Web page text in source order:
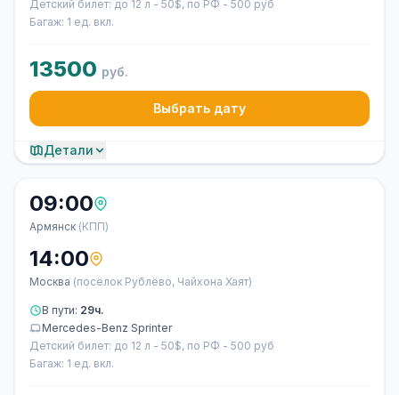
Детский билет: до 12 л - 50$, по РФ - 500 руб
Багаж: 1 ед. вкл.
13500 руб.
Выбрать дату
Детали
09:00
Армянск (КПП)
14:00
Москва (посёлок Рублёво, Чайхона Хаят)
В пути: 29ч.
Mercedes-Benz Sprinter
Детский билет: до 12 л - 50$, по РФ - 500 руб
Багаж: 1 ед. вкл.